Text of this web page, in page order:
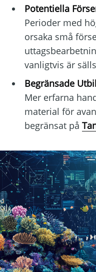
Potentiella
Perioder med
orsaka små
vanligtvis är
Begränsade
Mer erfarna
material för
begränsat på